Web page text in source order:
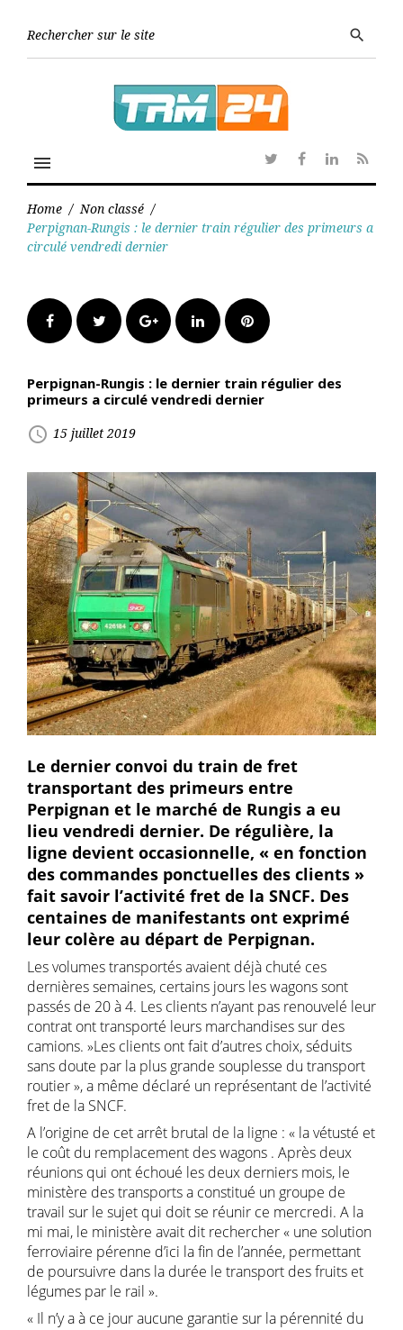
search
menu
TwitterFacebook
Linkedin
RSS
Home / Non classé /
Perpignan-Rungis : le dernier train régulier des primeurs a
circulé vendredi dernier
FacebookTwitter Google+LinkedInPinterest
Perpignan-Rungis : le dernier train régulier des
primeurs a circulé vendredi dernier
access_time 15 juillet 2019
Le dernier convoi du train de fret
transportant des primeurs entre
Perpignan et le marché de Rungis a eu
lieu vendredi dernier. De régulière, la
ligne devient occasionnelle, « en fonction
des commandes ponctuelles des clients »
fait savoir l’activité fret de la SNCF. Des
centaines de manifestants ont exprimé
leur colère au départ de Perpignan.
Les volumes transportés avaient déjà chuté ces
dernières semaines, certains jours les wagons sont
passés de 20 à 4. Les clients n’ayant pas renouvelé leur
contrat ont transporté leurs marchandises sur des
camions. »Les clients ont fait d’autres choix, séduits
sans doute par la plus grande souplesse du transport
routier », a même déclaré un représentant de l’activité
fret de la SNCF.
A l’origine de cet arrêt brutal de la ligne : « la vétusté et
le coût du remplacement des wagons . Après deux
réunions qui ont échoué les deux derniers mois, le
ministère des transports a constitué un groupe de
travail sur le sujet qui doit se réunir ce mercredi. A la
mi mai, le ministère avait dit rechercher « une solution
ferroviaire pérenne d’ici la fin de l’année, permettant
de poursuivre dans la durée le transport des fruits et
légumes par le rail ».
« Il n’y a à ce jour aucune garantie sur la pérennité du